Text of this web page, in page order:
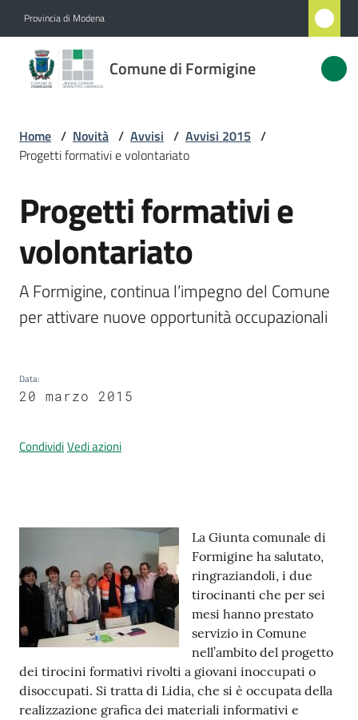
Provincia di Modena
Comune di Formigine
Comune
di
Novità
Menu selezionato
Servizi
Vivere
Formigine
appuntamenti
l
t
e
e
o
Home / Novità / Avvisi / Avvisi 2015 /
Progetti formativi e volontariato
Salta al contenuto
Progetti formativi e
volontariato
A Formigine, continua l’impegno del Comune
per attivare nuove opportunità occupazionali
Data:
20 marzo 2015
CondividiVedi azioni
La Giunta comunale di
Formigine ha salutato,
ringraziandoli, i due
tirocinanti che per sei
mesi hanno prestato
servizio in Comune
nell’ambito del progetto
dei tirocini formativi rivolti a giovani inoccupati o
disoccupati. Si tratta di Lidia, che si è occupata della
realizzazione grafica dei materiali informativi e